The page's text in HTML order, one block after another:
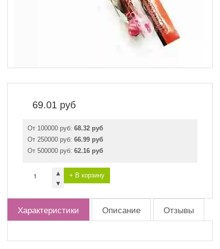
69.01 руб
От 100000 руб: 68.32 руб
От 250000 руб: 66.99 руб
От 500000 руб: 62.16 руб
▲
▼
+ В корзину
Характеристики Описание Отзывы